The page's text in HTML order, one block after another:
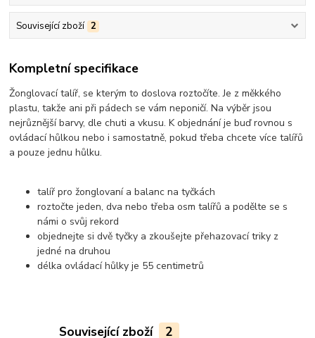
Související zboží 2
Kompletní specifikace
Žonglovací talíř, se kterým to doslova roztočíte. Je z měkkého
plastu, takže ani při pádech se vám neponičí. Na výběr jsou
nejrůznější barvy, dle chuti a vkusu. K objednání je buď rovnou s
ovládací hůlkou nebo i samostatně, pokud třeba chcete více talířů
a pouze jednu hůlku.
talíř pro žonglovaní a balanc na tyčkách
roztočte jeden, dva nebo třeba osm talířů a podělte se s
námi o svůj rekord
objednejte si dvě tyčky a zkoušejte přehazovací triky z
jedné na druhou
délka ovládací hůlky je 55 centimetrů
Související zboží 2